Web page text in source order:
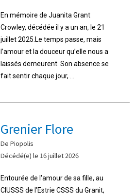
En mémoire de Juanita Grant
Crowley, décédée il y a un an, le 21
juillet 2025.Le temps passe, mais
l’amour et la douceur qu’elle nous a
laissés demeurent. Son absence se
fait sentir chaque jour, ...
Grenier Flore
De Piopolis
Décédé(e) le 16 juillet 2026
Entourée de l'amour de sa fille, au
CIUSSS de l’Estrie CSSS du Granit,